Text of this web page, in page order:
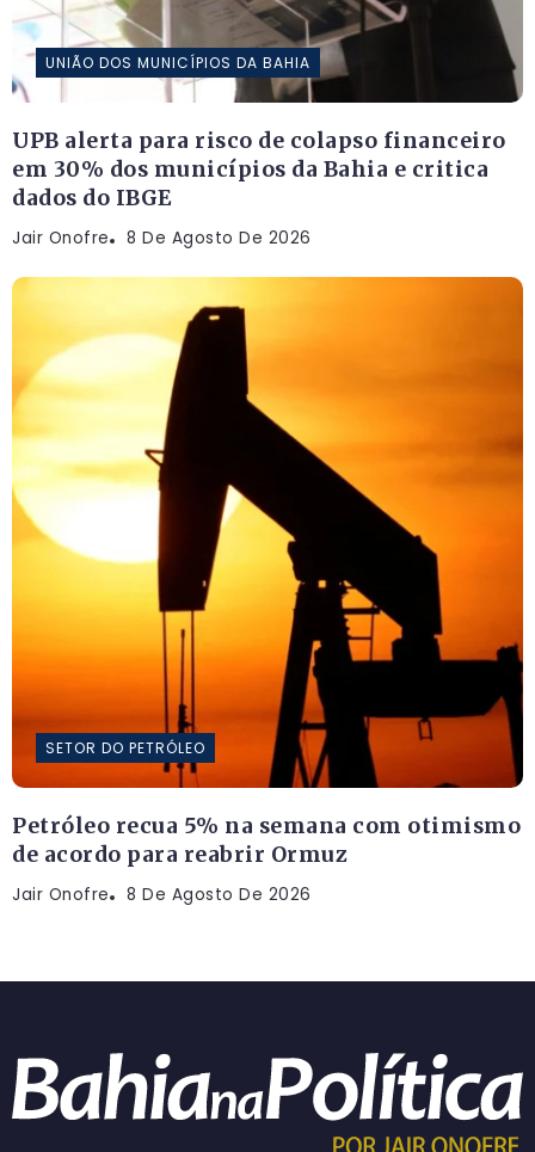
UNIÃO DOS MUNICÍPIOS DA BAHIA
UPB alerta para risco de colapso financeiro
em 30% dos municípios da Bahia e critica
dados do IBGE
Jair Onofre 8 De Agosto De 2026
SETOR DO PETRÓLEO
Petróleo recua 5% na semana com otimismo
de acordo para reabrir Ormuz
Jair Onofre 8 De Agosto De 2026